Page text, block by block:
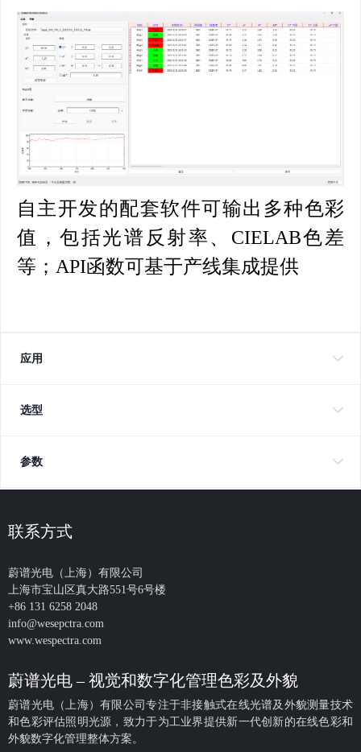
自主开发的配套软件可输出多种色彩
值，包括光谱反射率、CIELAB色差
等；API函数可基于产线集成提供
应用
选型
参数
联系方式
蔚谱光电 – 视觉和数字化管理色彩及外貌
蔚谱光电（上海）有限公司专注于非接触式在线光谱及外貌测量技术
和色彩评估照明光源，致力于为工业界提供新一代创新的在线色彩和
外貌数字化管理整体方案。
蔚谱光电（上海）有限公司
上海市宝山区真大路551号6号楼
+86 131 6258 2048
info@wesepctra.com
www.wespectra.com